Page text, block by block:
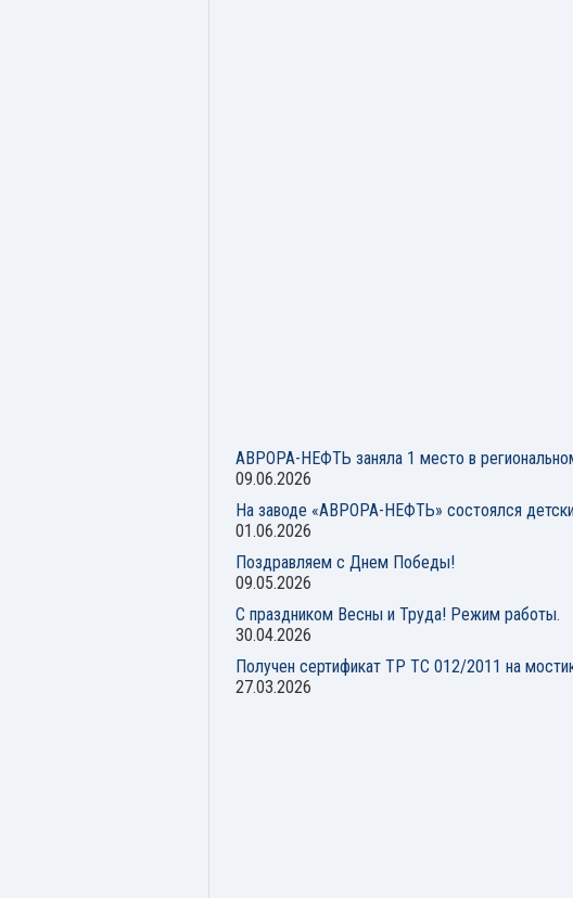
АВРОРА-НЕФТЬ заняла 1 место в
09.06.2026
На заводе «АВРОРА-НЕФТЬ» состоялся
01.06.2026
Поздравляем с Днем Победы!
09.05.2026
С праздником Весны и Труда! Режим работы.
30.04.2026
Получен сертификат ТР ТС 012/2011 на
27.03.2026